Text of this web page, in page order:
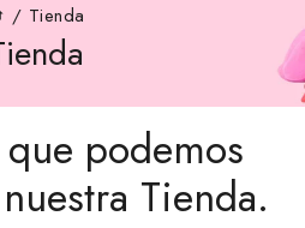
/ Tienda
podemos
Tienda.